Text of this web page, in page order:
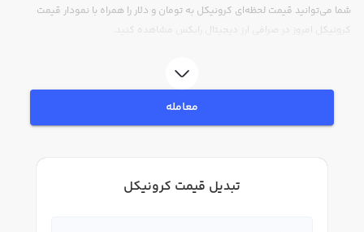
شما می‌توانید قیمت لحظه‌ای کرونیکل به تومان و دلار را همراه با نمودار قیمت
کرونیکل امروز در صرافی ارز دیجیتال رابکس مشاهده کنید.
معامله
تبدیل قیمت کرونیکل